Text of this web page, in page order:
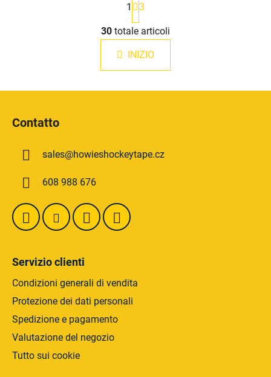
C
o
n
t
r
o
e
a
g
i
n
a
o
1 3
30 totale articoli
INIZIO
Contatto
sales@howieshockeytape.cz
608 988 676
Servizio clienti
Condizioni generali di vendita
Protezione dei dati personali
Spedizione e pagamento
Valutazione del negozio
Tutto sui cookie